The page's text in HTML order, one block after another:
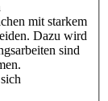
mit starkem
Dazu wird
sind